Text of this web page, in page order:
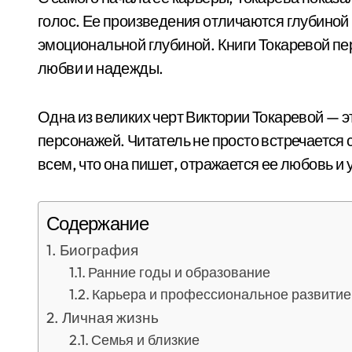
голос. Ее произведения отличаются
эмоциональной глубиной. Книги Токаревой
любви и надежды.
Одна из великих черт Виктории Токаревой —
персонажей. Читатель не просто
всем, что она пишет, отражается ее любовь и
Содержание
Биография
Ранние годы и образование
Карьера и профессиональное развитие
Личная жизнь
Семья и близкие